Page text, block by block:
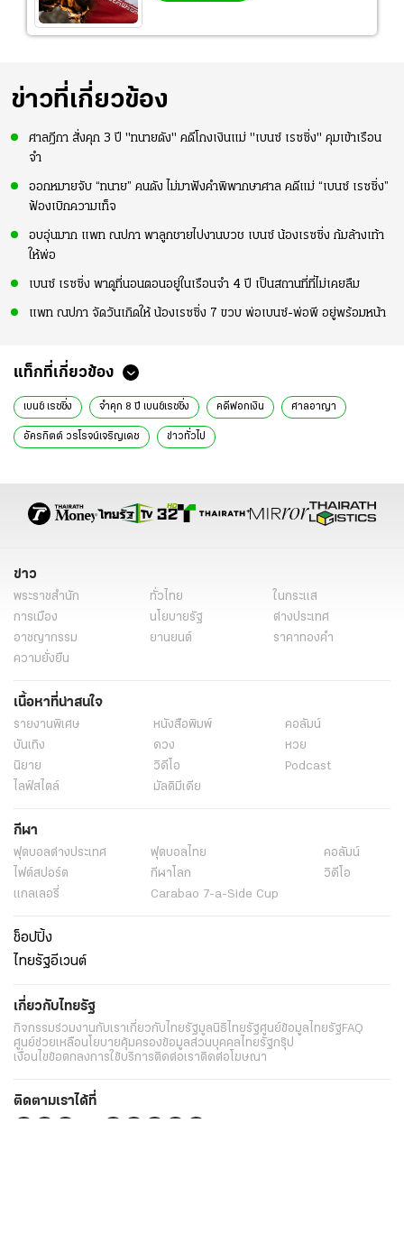
ข่าวที่เกี่ยวข้อง
ศาลฎีกา สั่งคุก 3 ปี "ทนายดัง" คดีโกงเงินแม่ "เบนซ์ เรซซิ่ง" คุมเข้าเรือน
จำ
ออกหมายจับ “ทนาย” คนดัง ไม่มาฟังคำพิพากษาศาล คดีแม่ “เบนซ์ เรซซิ่ง”
ฟ้องเบิกความเท็จ
อบอุ่นมาก แพท ณปภา พาลูกชายไปงานบวช เบนซ์ น้องเรซซิ่ง ก้มล้างเท้า
ให้พ่อ
เบนซ์ เรซซิ่ง พาดูที่นอนตอนอยู่ในเรือนจำ 4 ปี เป็นสถานที่ที่ไม่เคยลืม
แพท ณปภา จัดวันเกิดให้ น้องเรซซิ่ง 7 ขวบ พ่อเบนซ์-พ่อพี อยู่พร้อมหน้า
แท็กที่เกี่ยวข้อง
เบนซ์ เรซซิ่ง จำคุก 8 ปี เบนซ์​เรซซิ่ง คดีฟอกเงิน ศาลอาญา
อัครกิตต์ วรโรจน์เจริญเดช ข่าวทั่วไป
ข่าว
พระราชสำนัก ทั่วไทย
ในกระแส
การเมือง
นโยบายรัฐ
ต่างประเทศ
อาชญากรรม
ยานยนต์
ราคาทองคำ
ความยั่งยืน
เนื้อหาที่น่าสนใจ
รายงานพิเศษ หนังสือพิมพ์
คอลัมน์
บันเทิง
ดวง
หวย
นิยาย
วิดีโอ
Podcast
ไลฟ์สไตล์
มัลติมีเดีย
กีฬา
ฟุตบอลต่่างประเทศ ฟุตบอลไทย
คอลัมน์
ไฟต์สปอร์ต
กีฬาโลก
วิดีโอ
แกลเลอรี่
Carabao 7-a-Side Cup
ช็อปปิ้ง
ไทยรัฐอีเวนต์
เกี่ยวกับไทยรัฐ
กิจกรรมร่วมงานกับเราเกี่ยวกับไทยรัฐมูลนิธิไทยรัฐศูนย์ข้อมูลไทยรัฐFAQ
ศูนย์ช่วยเหลือนโยบายคุ้มครองข้อมูลส่วนบุคคลไทยรัฐกรุ๊ป
เงื่อนไขข้อตกลงการใช้บริการติดต่อเราติดต่อโฆษณา
ติดตามเราได้ที่